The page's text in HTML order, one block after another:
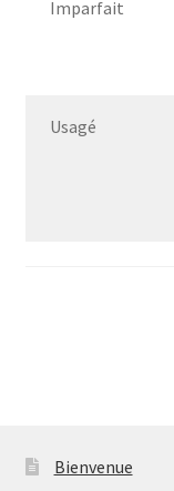
Imparfait
Usagé
Bienvenue